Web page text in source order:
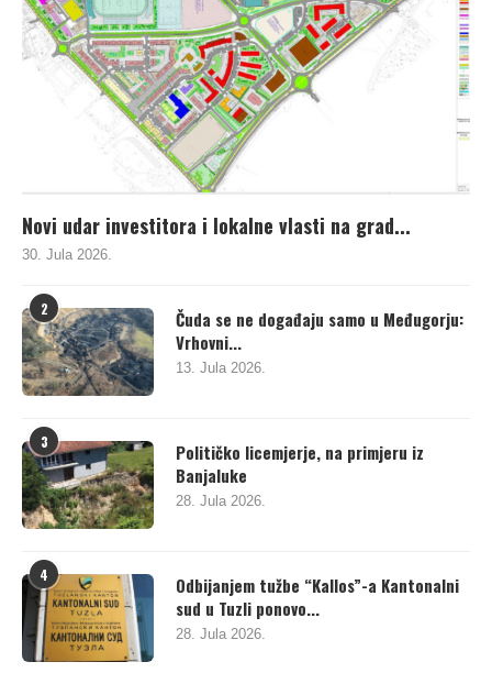
Novi udar investitora i lokalne vlasti na grad...
30. Jula 2026.
2
Čuda se ne događaju samo u Međugorju:
Vrhovni...
13. Jula 2026.
3
Političko licemjerje, na primjeru iz
Banjaluke
28. Jula 2026.
4
Odbijanjem tužbe “Kallos”-a Kantonalni
sud u Tuzli ponovo...
28. Jula 2026.